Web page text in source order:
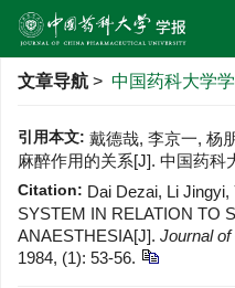
文章导航 > 中国药科大学
引用本文: 戴德哉, 李京一, 杨
麻醉作用的关系[J]. 中国药科
Citation: Dai Dezai, Li
SYSTEM IN RELATION TO
ANAESTHESIA[J]. Journal of
1984, (1): 53-56.